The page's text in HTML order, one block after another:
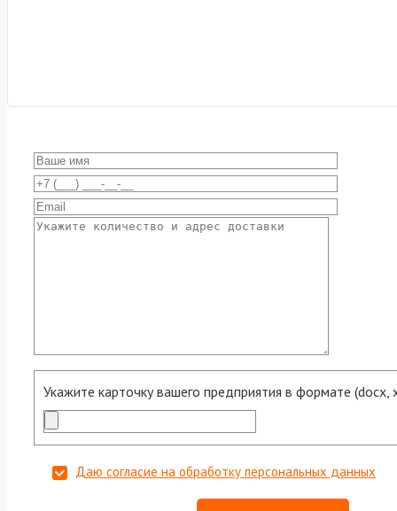
Укажите карточку вашего предприятия в формате (docx,
Даю согласие на обработку персональных данных